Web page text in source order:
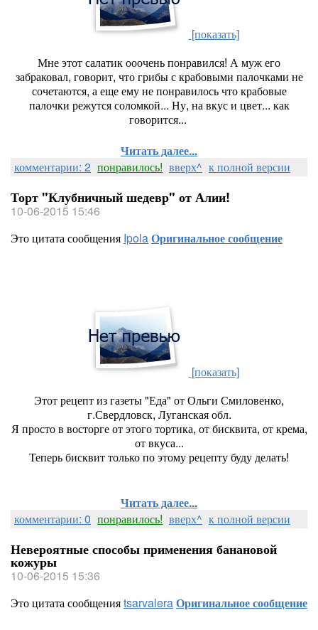
[показать]
Мне этот салатик ооочень понравился! А муж его
забраковал, говорит, что грибы с крабовыми палочками не
сочетаются, а еще ему не понравилось что крабовые
палочки режутся соломкой... Ну, на вкус и цвет... как
говорится...
Читать далее...
комментарии: 2 понравилось! вверх^ к полной версии
Торт "Клубничный шедевр" от Алии!
10-06-2015 15:46
Это цитата сообщения IpolaОригинальное сообщение
[показать]
Этот рецепт из газеты "Еда" от Ольги Смиловенко,
г.Свердловск, Луганская обл.
Я просто в восторге от этого тортика, от бисквита, от крема,
от вкуса...
Теперь бисквит только по этому рецепту буду делать!
Читать далее...
комментарии: 0 понравилось! вверх^ к полной версии
Невероятные способы применения банановой
кожуры
10-06-2015 15:36
Это цитата сообщенияtsarvaleraОригинальное сообщение